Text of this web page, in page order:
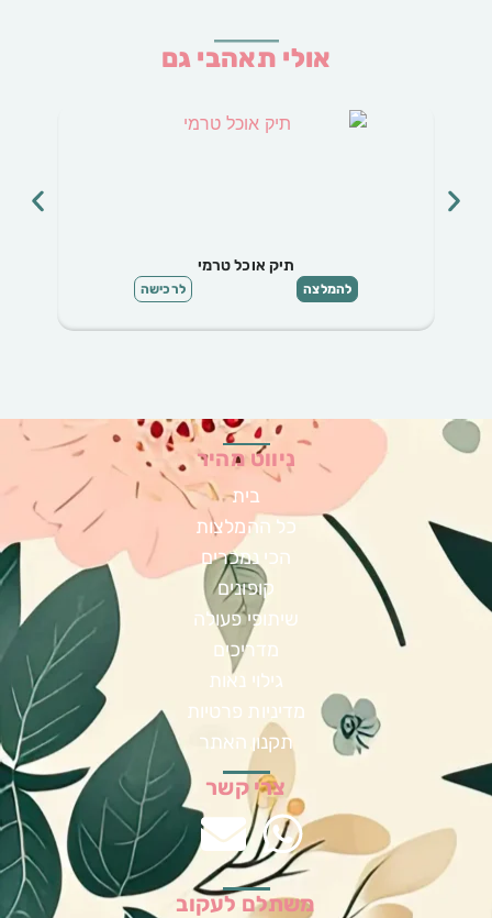
אולי תאהבי גם
תיק אוכל טרמי
להמלצה לרכישה
ניווט מהיר
בית
כל ההמלצות
הכי נמכרים
קופונים
שיתופי פעולה
מדריכים
גילוי נאות
מדיניות פרטיות
תקנון האתר
צרי קשר
משתלם לעקוב